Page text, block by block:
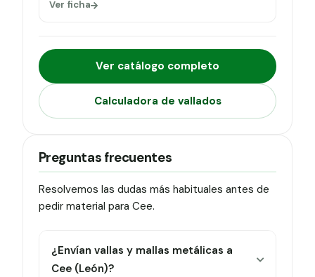
Ver ficha
Ver catálogo completo
Calculadora de vallados
Preguntas frecuentes
Resolvemos las dudas más habituales antes de
pedir material para Cee.
¿Envían vallas y mallas metálicas a
Cee (León)?